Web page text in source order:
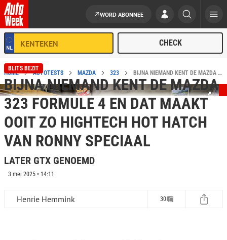
Ga naar de inhoud
WORD ABONNEE
HOME AUTOTESTS MAZDA 323 BIJNA NIEMAND KENT DE MAZDA 323 FORMULE 4 BLITS BEZIT
BLITS BEZIT
BIJNA NIEMAND KENT DE MAZDA
323 FORMULE 4 EN DAT MAAKT
OOIT ZO HIGHTECH HOT HATCH
VAN RONNY SPECIAAL
LATER GTX GENOEMD
3 mei 2025 • 14:11
Henrie Hemmink 30